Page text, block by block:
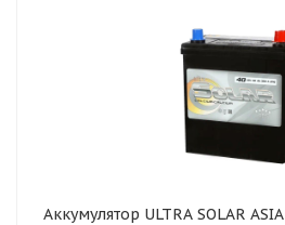
Аккумулятор ULTRA SOLAR ASIA 40Ah 320А обратная